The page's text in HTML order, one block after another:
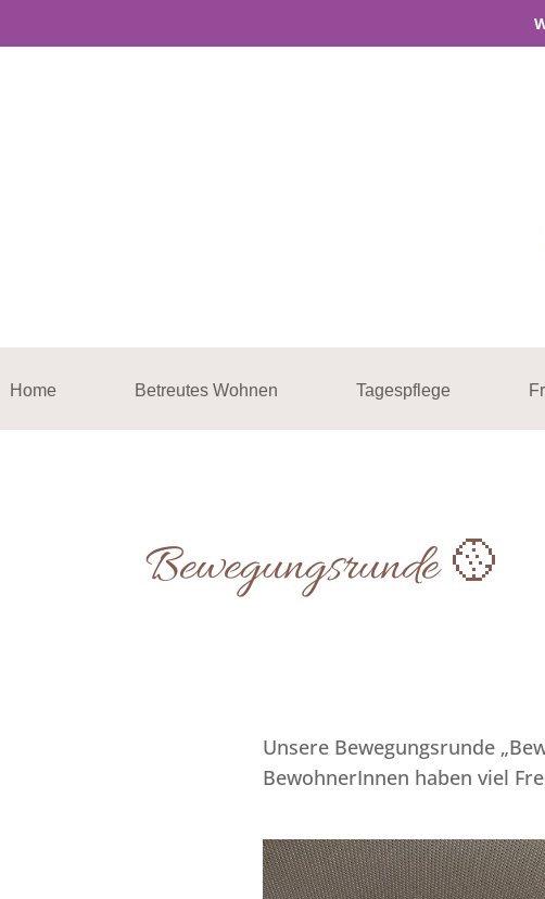
Home Betreutes Wohnen Tagespflege
Bewegungsrunde 🥎
Unsere Bewegungsrunde
BewohnerInnen haben viel